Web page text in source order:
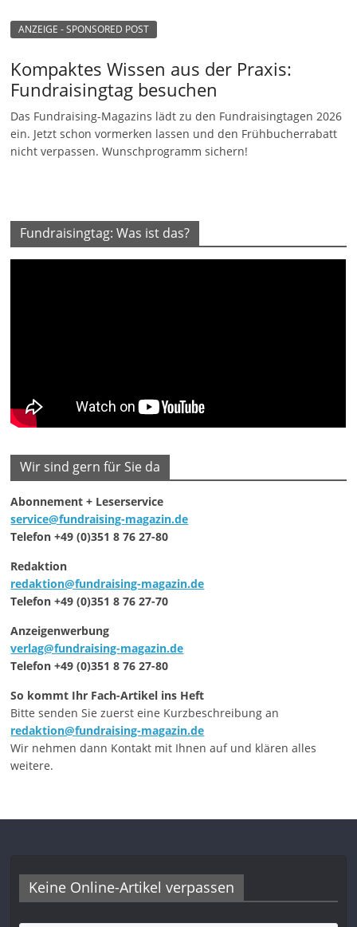
ANZEIGE - SPONSORED POST
Kompaktes Wissen aus der Praxis:
Fundraisingtag besuchen
Das Fundraising-Magazins lädt zu den Fundraisingtagen 2026
ein. Jetzt schon vormerken lassen und den Frühbucherrabatt
nicht verpassen. Wunschprogramm sichern!
Fundraisingtag: Was ist das?
Wir sind gern für Sie da
Abonnement + Leserservice
service@fundraising-magazin.de
Telefon +49 (0)351 8 76 27-80
Redaktion
redaktion@fundraising-magazin.de
Telefon +49 (0)351 8 76 27-70
Anzeigenwerbung
verlag@fundraising-magazin.de
Telefon +49 (0)351 8 76 27-80
So kommt Ihr Fach-Artikel ins Heft
Bitte senden Sie zuerst eine Kurzbeschreibung an
redaktion@fundraising-magazin.de
Wir nehmen dann Kontakt mit Ihnen auf und klären alles
weitere.
Keine Online-Artikel verpassen